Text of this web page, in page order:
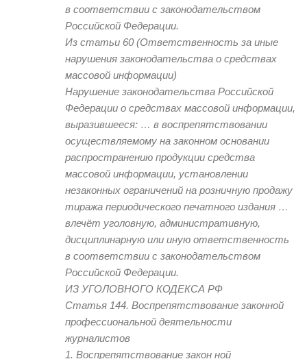
в соответствии с законодательством
Российской Федерации.
Из статьи 60 (Ответственность за иные
нарушения законодательства о средствах
массовой информации)
Нарушение законодательства Российской
Федерации о средствах массовой информации,
выразившееся: … в воспрепятствовании
осуществляемому на законном основании
распространению продукции средства
массовой информации, установлении
незаконных ограничений на розничную продажу
тиража периодического печатного издания …
влечёт уголовную, административную,
дисциплинарную или иную ответственность
в соответствии с законодательством
Российской Федерации.
ИЗ УГОЛОВНОГО КОДЕКСА РФ
Статья 144. Воспрепятствование законной
профессиональной деятельности
журналистов
1. Воспрепятствование закон ной